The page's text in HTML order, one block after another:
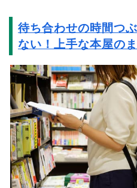
待ち合わせの時間つ
ない！上手な本屋の